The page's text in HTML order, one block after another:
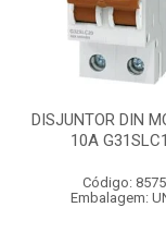
DISJUNTOR DIN
10A
Código: 8575
Embalagem: